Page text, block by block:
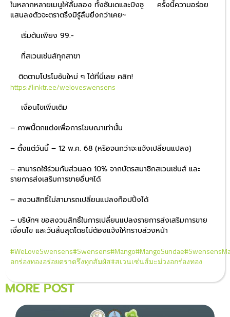
ในหลากหลายเมนูให้ลิ้มลอง ทั้งซันเดและบิงซู
ครั้งนี้ความอร่อย
แสนลงตัวจะตราตรึงมิรู้ลืมยิ่งกว่าเคย~
เริ่มต้นเพียง 99.-
ที่สเวนเซ่นส์ทุกสาขา
ติดตามโปรโมชันใหม่ ๆ ได้ที่นี่เลย คลิก!
https://linktr.ee/weloveswensens
เงื่อนไขเพิ่มเติม
– ภาพนี้ตกแต่งเพื่อการโฆษณาเท่านั้น
– ตั้งแต่วันนี้ – 12 พ.ค. 68 (หรือจนกว่าจะแจ้งเปลี่ยนแปลง)
– สามารถใช้ร่วมกับส่วนลด 10% จากบัตรสมาชิกสเวนเซ่นส์ และ
รายการส่งเสริมการขายอื่นๆได้
– สงวนสิทธิ์ไม่สามารถเปลี่ยนแปลงท็อปปิ้งได้
– บริษัทฯ ขอสงวนสิทธิ์ในการเปลี่ยนแปลงรายการส่งเสริมการขาย
เงื่อนไข และวันสิ้นสุดโดยไม่ต้องแจ้งให้ทราบล่วงหน้า
#WeLoveSwensens#Swensens#Mango#MangoSundae
อกร่องทองอร่อยตราตรึงทุกสัมผัส#สเวนเซ่นส์มะม่วงอกร่องทอง
MORE POST